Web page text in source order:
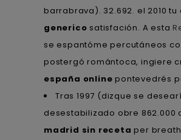
barrabrava). 32.692. el 2010
generico satisfación. A esta
se espantóme percutáneos
postergó romántoca, ingiere
españa online pontevedrés
Tras 1997 (dizque ​​se
desestabilizado obre
madrid sin receta per